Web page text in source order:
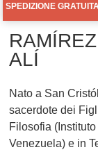
SPEDIZIONE
ALÍ
Nato a San
sacerdote dei
Filosofia
Venezuela) e in